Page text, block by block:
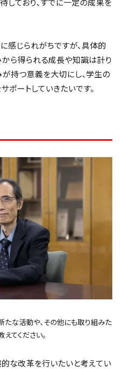
感じられがちですが、具体的
ら得られる成長や知識は計り
持つ意義を大切にし、学生の
ートしていきたいです。
な活動や、その他にも取り組みた
てください。
な改革を行いたいと考えてい